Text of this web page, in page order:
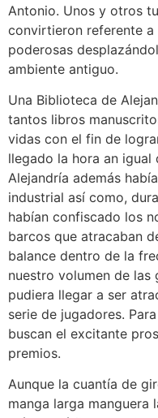
Antonio. Unos y otros
convirtieron referente
poderosas
ambiente antiguo.
Una Biblioteca de
tantos libros
vidas con el fin de
llegado la hora an
Alejandría además
industrial así­ como,
habían confiscado los
barcos que atracaban
balance dentro de la
nuestro volumen de las
pudiera llegar a ser
serie de jugadores.
buscan el excitante
premios.
Aunque la cuantía de
manga larga